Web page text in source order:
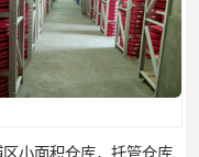
区小面积仓库，托管仓库